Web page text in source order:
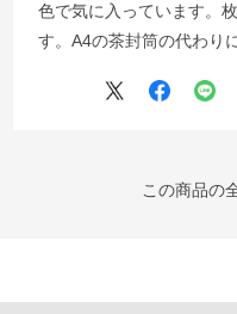
色で気に入っています。
す。A4の茶封筒の代わり
この商品の